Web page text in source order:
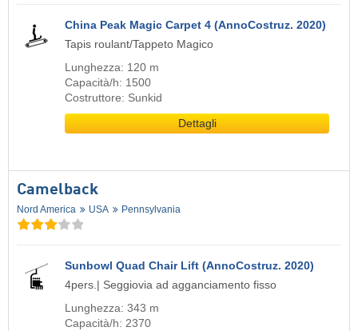
China Peak Magic Carpet 4 (AnnoCostruz. 2020)
Tapis roulant/Tappeto Magico
Lunghezza: 120 m
Capacità/h: 1500
Costruttore: Sunkid
Dettagli
Camelback
Nord America USA Pennsylvania
Sunbowl Quad Chair Lift (AnnoCostruz. 2020)
4pers.| Seggiovia ad agganciamento fisso
Lunghezza: 343 m
Capacità/h: 2370